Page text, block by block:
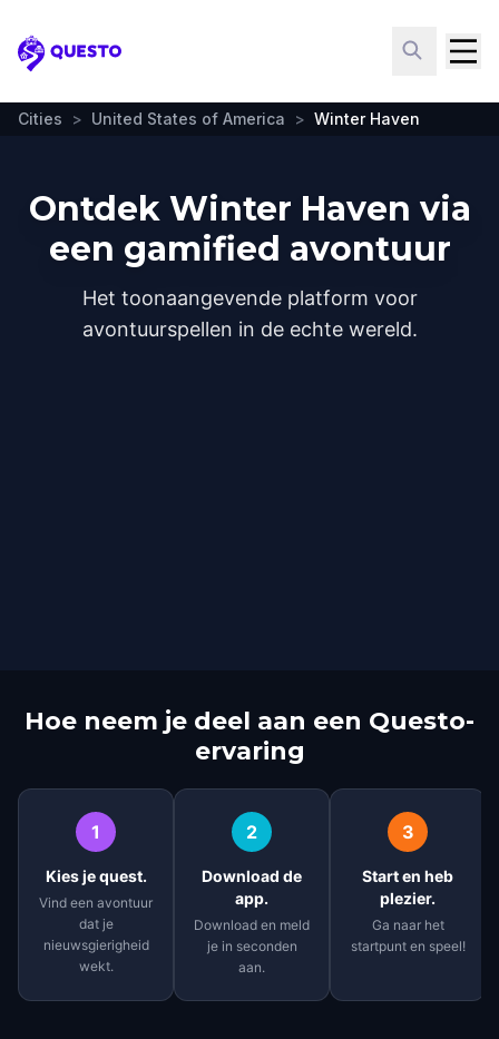
Questo
Cities > United States of America > Winter Haven
Ontdek Winter Haven via
een gamified avontuur
Het toonaangevende platform voor
avontuurspellen in de echte wereld.
Hoe neem je deel aan een Questo-
ervaring
1
Kies je quest.
Vind een avontuur
dat je
nieuwsgierigheid
wekt.
2
Download de
app.
Download en meld
je in seconden
aan.
3
Start en heb
plezier.
Ga naar het
startpunt en speel!